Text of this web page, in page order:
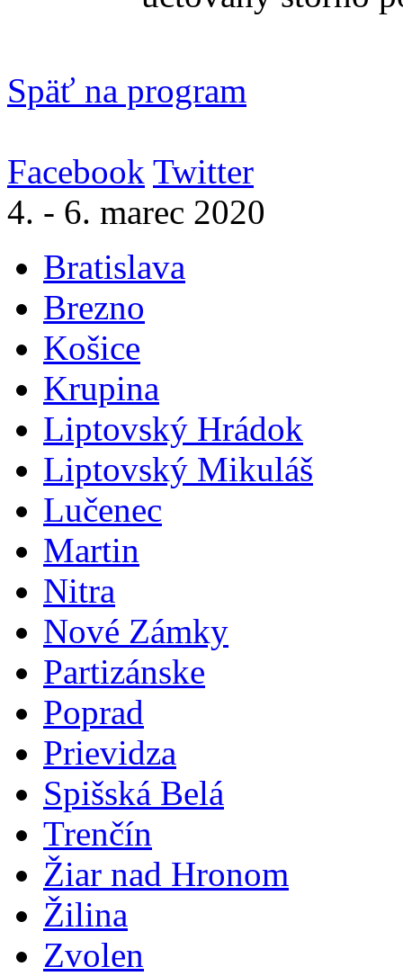
Späť na program
Facebook Twitter
4. - 6. marec 2020
Bratislava
Brezno
Košice
Krupina
Liptovský Hrádok
Liptovský Mikuláš
Lučenec
Martin
Nitra
Nové Zámky
Partizánske
Poprad
Prievidza
Spišská Belá
Trenčín
Žiar nad Hronom
Žilina
Zvolen